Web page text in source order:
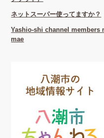
ネットスーパー使ってますか？
Yashio-shi channel members
mae